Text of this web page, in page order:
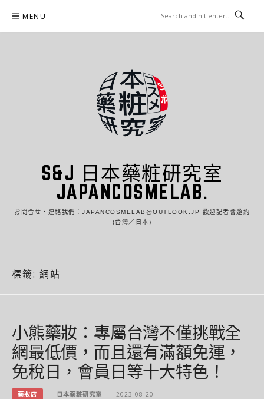
content
MENU
S&J 日本藥粧研究室
JAPANCOSMELAB.
お問合せ・連絡我們：JAPANCOSMELAB@OUTLOOK.JP 歡迎記者會邀約
(台灣／日本)
標籤: 網站
小熊藥妝：專屬台灣不僅挑戰全
網最低價，而且還有滿額免運，
免稅日，會員日等十大特色！
藥妝店 日本藥粧研究室 2023-08-20